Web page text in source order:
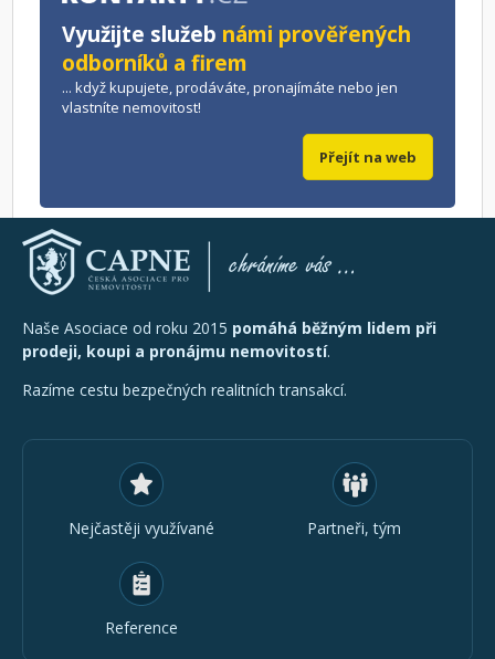
Využijte služeb námi prověřených
odborníků a firem
... když kupujete, prodáváte, pronajímáte nebo jen
vlastníte nemovitost!
Přejít na web
Naše Asociace od roku 2015 pomáhá běžným lidem při
prodeji, koupi a pronájmu nemovitostí.
Razíme cestu bezpečných realitních transakcí.
Nejčastěji využívané Partneři, tým
Reference